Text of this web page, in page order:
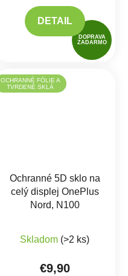
DOPRAVA
ZADARMO
DETAIL
OCHRANNÉ FÓLIE A
TVRDENÉ SKLÁ
Ochranné 5D sklo na
celý displej OnePlus
Nord, N100
Skladom (>2 ks)
€9,90